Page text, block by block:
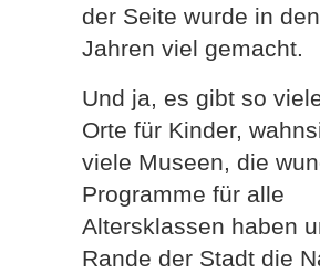
der Seite wurde in
Jahren viel gemacht.
Und ja, es gibt so
Orte für Kinder,
viele Museen, die
Programme für alle
Altersklassen haben
Rande der Stadt die